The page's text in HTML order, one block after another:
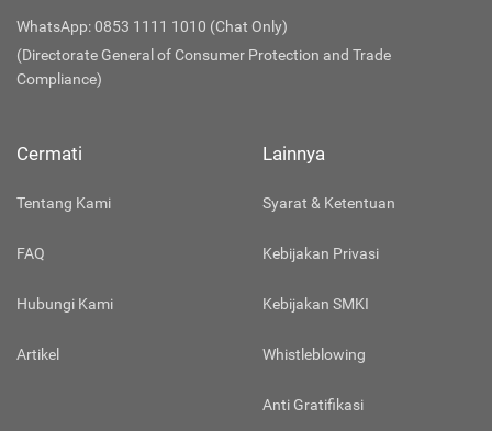
WhatsApp: 0853 1111 1010 (Chat Only)
(Directorate General of Consumer Protection and Trade
Compliance)
Cermati
Tentang Kami
FAQ
Hubungi Kami
Artikel
Lainnya
Syarat & Ketentuan
Kebijakan Privasi
Kebijakan SMKI
Whistleblowing
Anti Gratifikasi